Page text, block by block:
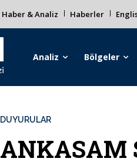
Haber & Analiz Haberler
Analiz Bölgeler
DUYURULAR
ANKASAM